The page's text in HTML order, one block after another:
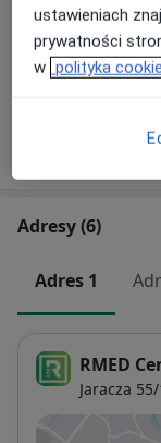
Konsultacja
Szczegóły
W jaki
Adresy (6)
Adres 1
RMED
Jaracza
ustawieniach
prywatności
w polityka